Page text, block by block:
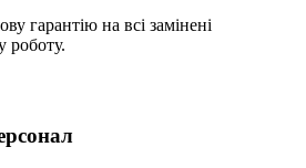
гарантію на всі замінені
роботу.